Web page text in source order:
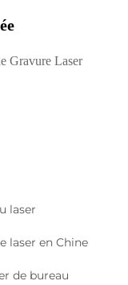
Gravure Laser
laser
laser en Chine
de bureau